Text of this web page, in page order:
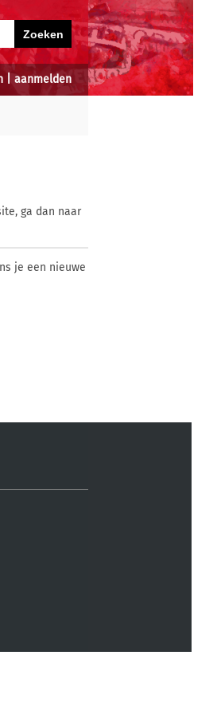
aanmelden
ga dan naar
je een nieuwe